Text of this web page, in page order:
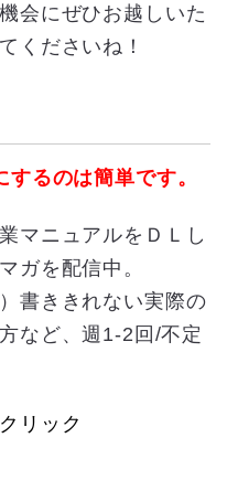
会にぜひお越しいた
くださいね！
るのは簡単です。
マニュアルをＤＬし
ガを配信中。
書ききれない実際の
など、週1-2回/不定
リック